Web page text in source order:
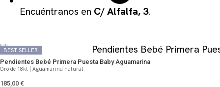
Encuéntranos en C/ Alfalfa, 3.
BEST SELLER
BEST SELLER
Pendientes Bebé Primera Puesta Baby Aguamarina
Oro de 18kt | Aguamarina natural
185,00 €